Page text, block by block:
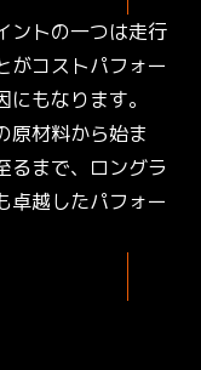
ントの一つは走行
がコストパフォー
もなります。
原材料から始ま
るまで、ロングラ
卓越したパフォー